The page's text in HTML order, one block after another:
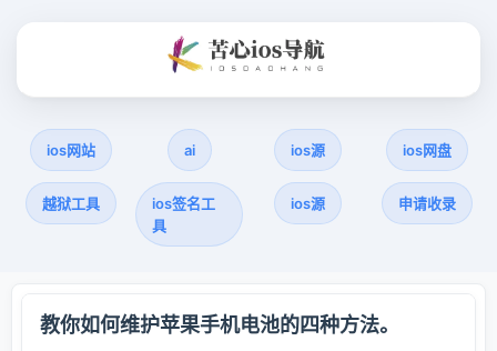
ios网站 ai ios源 ios网盘
越狱工具
ios签名工
具
ios源 申请收录
教你如何维护苹果手机电池的四种方法。